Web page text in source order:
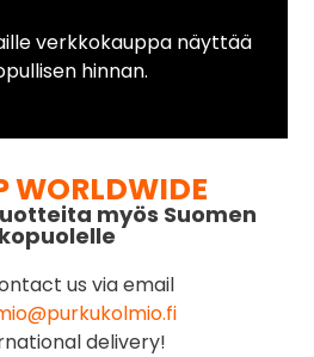
verkkokauppa näyttää
hinnan.
WORLDWIDE
myös Suomen
us via email
delivery!